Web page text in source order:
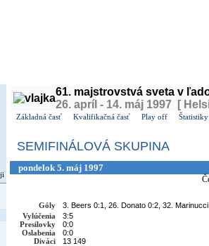
61. majstrovstvá sveta v
26. apríl - 14. máj 1997 [
Základná časť Kvalifikačná časť Play off Štatistiky
SEMIFINÁLOVÁ SKUPINA
pondelok 5. máj 1997
Góly
3. Beers 0:1, 26. Donato 0:2, 32.
Vylúčenia
3:5
Presilovky
0:0
Oslabenia
0:0
Diváci
13 149